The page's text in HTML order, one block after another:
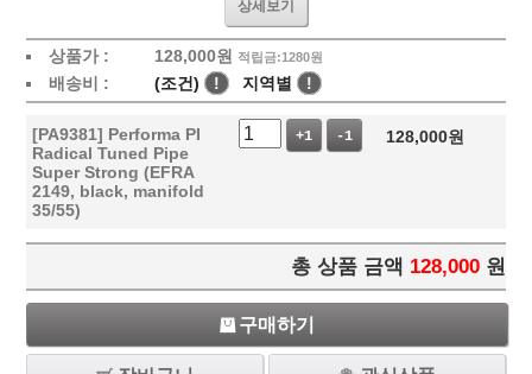
상세보기
상품가 : 128,000원 적립금:1280원
배송비 : (조건) ! 지역별 !
[PA9381] Performa PI
Radical Tuned Pipe
Super Strong (EFRA
2149, black, manifold
35/55)
+1 -1 128,000원
총 상품 금액 128,000 원
구매하기